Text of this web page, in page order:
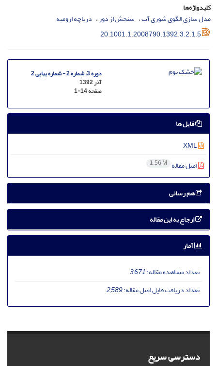
کلیدواژه‌ها
مدل سازی الگوی شوری آب سنجش از دور دریاچه ارومیه
20.1001.1.2008790.1392.3.2.1.5
دوره 3، شماره 2 - شماره پیاپی 2
آذر 1392
صفحه1-14
فایل ها
اصل مقاله 1.56 M
هم رسانی
ارجاع به این مقاله
آمار
تعداد مشاهده مقاله:3,671
تعداد دریافت فایل اصل مقاله:2,589
دسترسی سریع